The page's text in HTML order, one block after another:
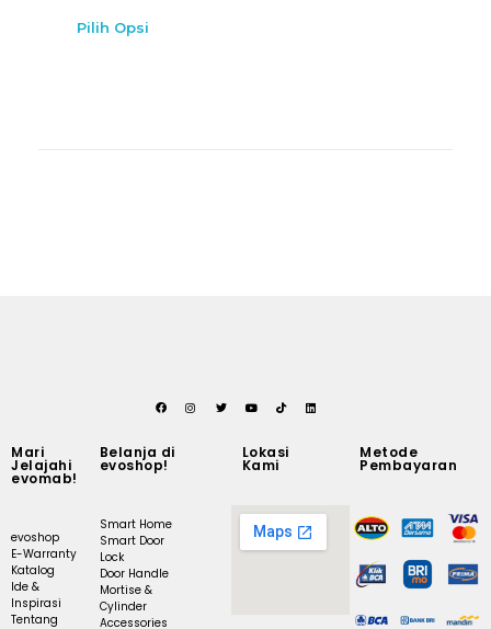
Pilih Opsi
Mari
Jelajahi
evomab!
evoshop
E-Warranty
Katalog
Ide &
Inspirasi
Tentang
Belanja di
evoshop!
Smart Home
Smart Door
Lock
Door Handle
Mortise &
Cylinder
Accessories
Lokasi
Kami
Metode
Pembayaran